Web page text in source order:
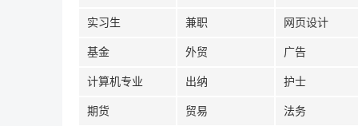
实习生 兼职 网页设计
基金 外贸 广告
计算机专业 出纳 护士
期货 贸易 法务